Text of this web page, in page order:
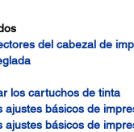
del cabezal de
los cartuchos de tinta
ajustes básicos de
ajustes básicos de